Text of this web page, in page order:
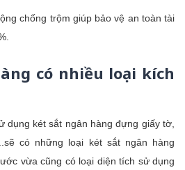
chống trộm giúp bảo vệ an toàn tài
có nhiều loại kích
dụng két sắt ngân hàng đựng giấy tờ,
có những loại két sắt ngân hàng
vừa cũng có loại diện tích sử dụng